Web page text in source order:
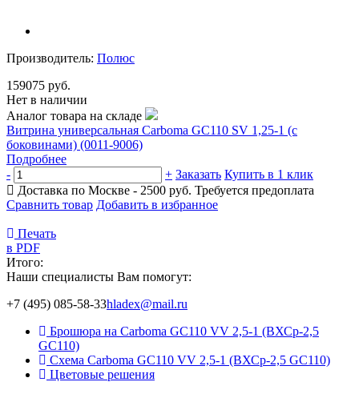
Производитель: Полюс
159075 руб.
Нет в наличии
Аналог товара на складе
Витрина универсальная Carboma GC110 SV 1,25-1 (с
боковинами) (0011-9006)
Подробнее
-
+ Заказать Купить в 1 клик
Доставка по Москве - 2500 руб. Требуется предоплата
Сравнить товар Добавить в избранное
Печать
в PDF
Итого:
Наши специалисты Вам помогут:
+7 (495) 085-58-33hladex@mail.ru
Брошюра на Carboma GC110 VV 2,5-1 (ВХСр-2,5
GC110)
Схема Carboma GC110 VV 2,5-1 (ВХСр-2,5 GC110)
Цветовые решения